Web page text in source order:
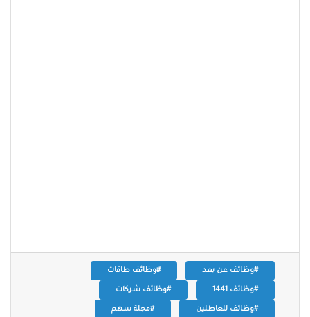
#وظائف عن بعد #وظائف طاقات
#وظائف 1441 #وظائف شركات
#وظائف للعاطلين #مجلة سهم